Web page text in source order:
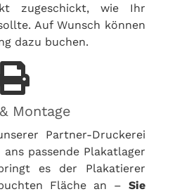
zugeschickt, wie Ihr
Auf Wunsch können
dazu buchen.
Montage
Partner-Druckerei
passende Plakatlager
es der Plakatierer
Fläche an – Sie